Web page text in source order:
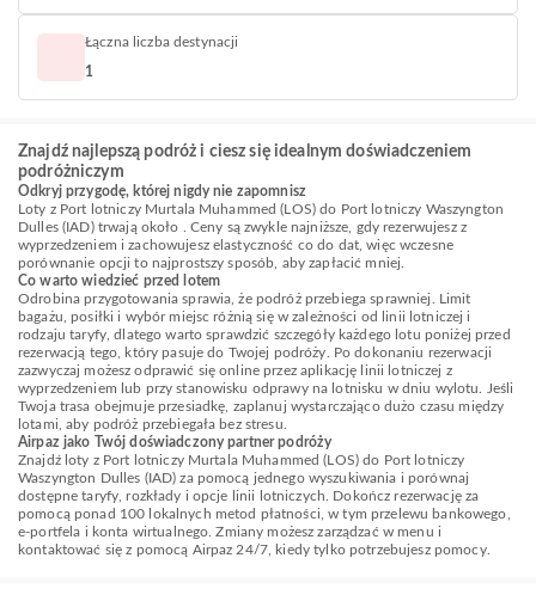
Łączna liczba destynacji
1
Znajdź najlepszą podróż i ciesz się idealnym doświadczeniem
podróżniczym
Odkryj przygodę, której nigdy nie zapomnisz
Loty z Port lotniczy Murtala Muhammed (LOS) do Port lotniczy Waszyngton
Dulles (IAD) trwają około . Ceny są zwykle najniższe, gdy rezerwujesz z
wyprzedzeniem i zachowujesz elastyczność co do dat, więc wczesne
porównanie opcji to najprostszy sposób, aby zapłacić mniej.
Co warto wiedzieć przed lotem
Odrobina przygotowania sprawia, że podróż przebiega sprawniej. Limit
bagażu, posiłki i wybór miejsc różnią się w zależności od linii lotniczej i
rodzaju taryfy, dlatego warto sprawdzić szczegóły każdego lotu poniżej przed
rezerwacją tego, który pasuje do Twojej podróży. Po dokonaniu rezerwacji
zazwyczaj możesz odprawić się online przez aplikację linii lotniczej z
wyprzedzeniem lub przy stanowisku odprawy na lotnisku w dniu wylotu. Jeśli
Twoja trasa obejmuje przesiadkę, zaplanuj wystarczająco dużo czasu między
lotami, aby podróż przebiegała bez stresu.
Airpaz jako Twój doświadczony partner podróży
Znajdź loty z Port lotniczy Murtala Muhammed (LOS) do Port lotniczy
Waszyngton Dulles (IAD) za pomocą jednego wyszukiwania i porównaj
dostępne taryfy, rozkłady i opcje linii lotniczych. Dokończ rezerwację za
pomocą ponad 100 lokalnych metod płatności, w tym przelewu bankowego,
e-portfela i konta wirtualnego. Zmiany możesz zarządzać w menu i
kontaktować się z pomocą Airpaz 24/7, kiedy tylko potrzebujesz pomocy.